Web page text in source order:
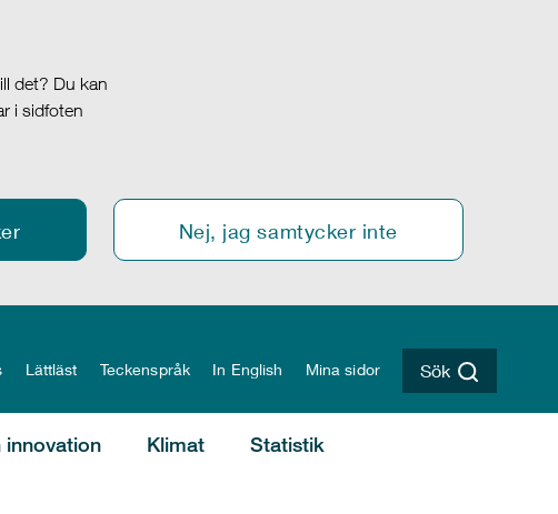
det? Du kan
i sidfoten
Nej, jag samtycker inte
Lättläst Teckenspråk In English Mina sidor Sök
innovation Klimat Statistik